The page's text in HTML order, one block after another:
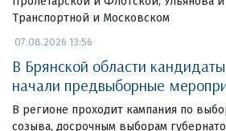
Транспортной и Московском
07.08.2026 13:56
В Брянской области
начали предвыборные
В регионе проходит кампания по
созыва, досрочным выборам